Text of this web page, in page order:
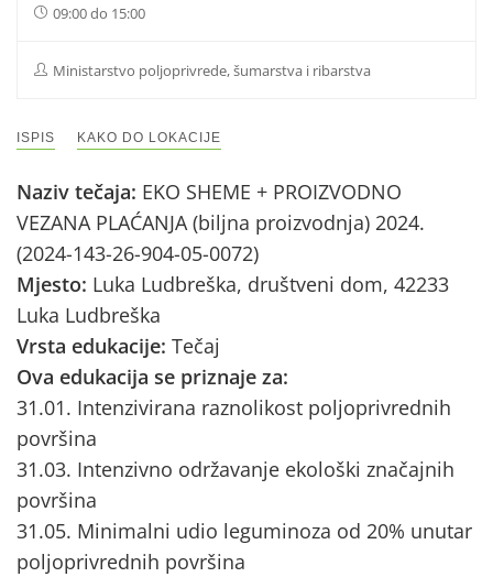
09:00 do 15:00
Ministarstvo poljoprivrede, šumarstva i ribarstva
ISPIS KAKO DO LOKACIJE
Naziv tečaja: EKO SHEME + PROIZVODNO
VEZANA PLAĆANJA (biljna proizvodnja) 2024.
(2024-143-26-904-05-0072)
Mjesto: Luka Ludbreška, društveni dom, 42233
Luka Ludbreška
Vrsta edukacije: Tečaj
Ova edukacija se priznaje za:
31.01. Intenzivirana raznolikost poljoprivrednih
površina
31.03. Intenzivno održavanje ekološki značajnih
površina
31.05. Minimalni udio leguminoza od 20% unutar
poljoprivrednih površina